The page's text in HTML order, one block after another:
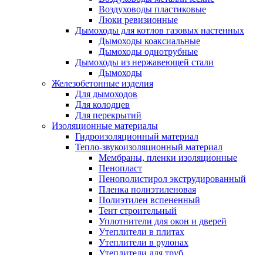
Воздуховоды пластиковые
Люки ревизионные
Дымоходы для котлов газовых настенных
Дымоходы коаксиальные
Дымоходы однотрубные
Дымоходы из нержавеющей стали
Дымоходы
Железобетонные изделия
Для дымоходов
Для колодцев
Для перекрытий
Изоляционные материалы
Гидроизоляционный материал
Тепло-звукоизоляционный материал
Мембраны, пленки изоляционные
Пенопласт
Пенополистирол экструдированный
Пленка полиэтиленовая
Полиэтилен вспененный
Тент строительный
Уплотнители для окон и дверей
Утеплители в плитах
Утеплители в рулонах
Утеплители для труб